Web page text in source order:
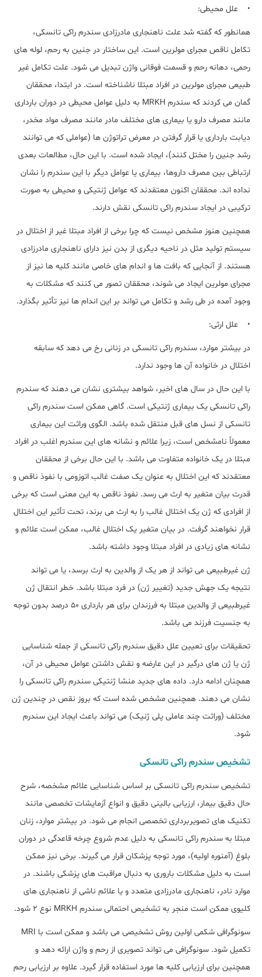
• علل محیطی:
همانطور که گفته شد علت ناهنجاری مادرزادی سندرم راکی تانسکی،
تکامل ناقص مجرای مولرین است. این ساختار در جنین به رحم، لوله های
رحمی، دهانه رحم و قسمت فوقانی واژن تبدیل می شود. علت تکامل غیر
طبیعی مجرای مولرین در افراد مبتلا ناشناخته است. در ابتدا، محققان
گمان می کردند که سندرم MRKH به دلیل عوامل محیطی در دوران بارداری
مانند مصرف دارو یا بیماری های مختلف مادر مانند مصرف مواد مخدر،
دیابت بارداری یا قرار گرفتن در معرض تراتوژن ها (عواملی که می توانند
رشد جنین را مختل کنند)، ایجاد شده است. با این حال، مطالعات بعدی
ارتباطی بین مصرف داروها، بیماری یا عوامل دیگر با این سندرم را نشان
نداده اند. محققان اکنون معتقدند که عوامل ژنتیکی و محیطی به صورت
ترکیبی در ایجاد سندرم راکی تانسکی نقش دارند.
همچنین هنوز مشخص نیست که چرا برخی از افراد مبتلا غیر از اختلال در
سیستم تولید مثل در ناحیه دیگری از بدن نیز دارای ناهنجاری مادرزادی
هستند. از آنجایی که بافت ها و اندام های خاصی مانند کلیه ها نیز از
مجرای مولرین ایجاد می شوند، محققان تصور می کنند که مشکلات به
وجود آمده در طی رشد و تکامل می تواند بر این اندام ها نیز تأثیر بگذارد.
• علل ارثی:
در بیشتر موارد، سندرم راکی تانسکی در زنانی رخ می دهد که سابقه
اختلال در خانواده آن ها وجود ندارد.
با این حال در سال های اخیر، شواهد بیشتری نشان می دهند که سندرم
راکی تانسکی یک بیماری ژنتیکی است. گاهی ممکن است سندرم راکی
تانسکی از نسل های قبل منتقل شده باشد. الگوی وراثت این بیماری
معمولاً نامشخص است، زیرا علائم و نشانه های این سندرم اغلب در افراد
مبتلا در یک خانواده متفاوت می باشد. با این حال برخی از محققان
معتقدند که این اختلال به عنوان یک صفت غالب اتوزومی با نفوذ ناقص و
قدرت بیان متغیر به ارث می رسد. نفوذ ناقص به این معنی است که برخی
از افرادی که ژن یک اختلال غالب را به ارث می برند، تحت تأثیر این اختلال
قرار نخواهند گرفت. در بیان متغیر یک اختلال غالب، ممکن است علائم و
نشانه های زیادی در افراد مبتلا وجود داشته باشد.
ژن غیرطبیعی می تواند از هر یک از والدین به ارث برسد، یا می تواند
نتیجه یک جهش جدید (تغییر ژن) در فرد مبتلا باشد. خطر انتقال ژن
غیرطبیعی از والدین مبتلا به فرزندان برای هر بارداری 50 درصد بدون توجه
به جنسیت فرزند می باشد.
تحقیقات برای تعیین علل دقیق سندرم راکی تانسکی از جمله شناسایی
ژن یا ژن های درگیر در این عارضه و نقش داشتن عوامل محیطی در آن،
همچنان ادامه دارد. داده های جدید منشا ژنتیکی سندرم راکی تانسکی را
نشان می دهند. همچنین مشخص شده است که بروز نقص در چندین ژن
مختلف (وراثت چند عاملی پلی ژنیک) می تواند باعث ایجاد این سندرم
شود.
تشخیص سندرم راکی تانسکی
تشخیص سندرم راکی تانسکی بر اساس شناسایی علائم مشخصه، شرح
حال دقیق بیمار، ارزیابی بالینی دقیق و انواع آزمایشات تخصصی مانند
تکنیک های تصویربرداری تخصصی انجام می شود. در بیشتر موارد، زنان
مبتلا به سندرم راکی تانسکی به دلیل عدم شروع چرخه قاعدگی در دوران
بلوغ (آمنوره اولیه)، مورد توجه پزشکان قرار می گیرند. برخی نیز ممکن
است به دلیل مشکلات باروری به دنبال مراقبت های پزشکی باشند. در
موارد نادر، ناهنجاری مادرزادی متعدد و یا علائم ناشی از ناهنجاری های
کلیوی ممکن است منجر به تشخیص احتمالی سندرم MRKH نوع 2 شود.
سونوگرافی شکمی اولین روش تشخیصی می باشد و ممکن است با MRI
تکمیل شود. سونوگرافی می تواند تصویری از رحم و واژن ارائه دهد و
همچنین برای ارزیابی کلیه ها مورد استفاده قرار گیرد. علاوه بر ارزیابی رحم